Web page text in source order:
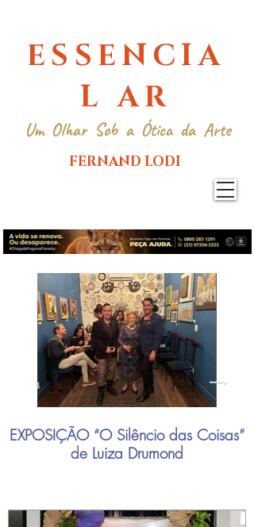
ESSENCIA
L AR
Um Olhar Sob a Ótica da Arte
FERNAND LODI
EXPOSIÇÃO “O Silêncio das Coisas”
de Luiza Drumond